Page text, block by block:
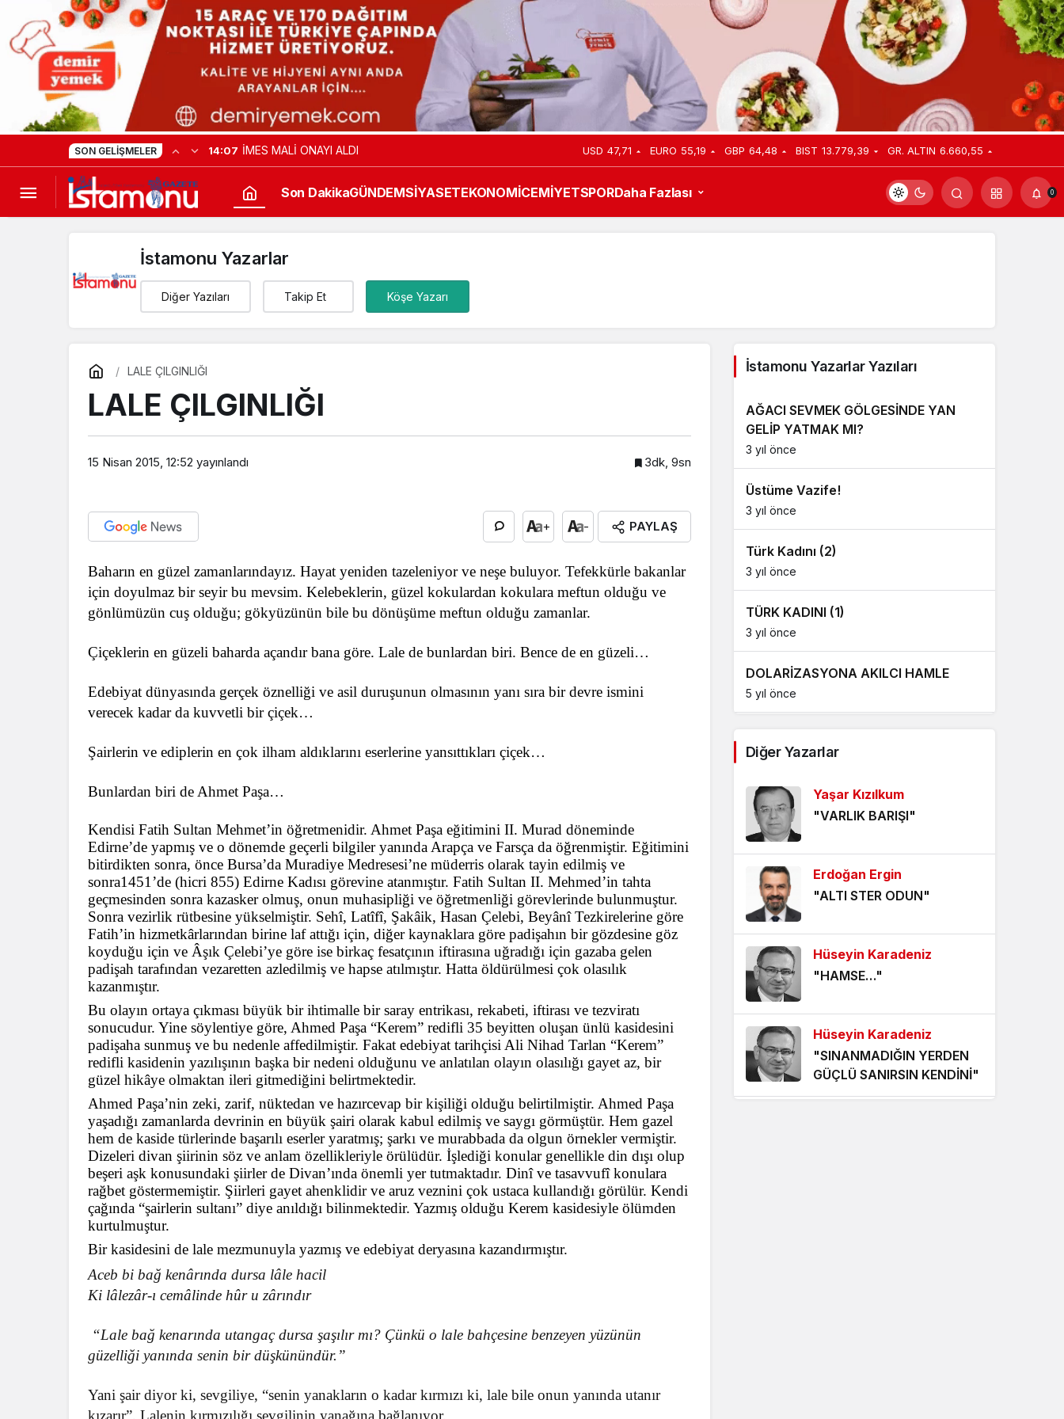
SON GELIŞMELER 14:07 İMES MALİ ONAYI ALDI USD 47,71 EURO 55,19 GBP 64,48 BIST 13.779,39 GR. ALTIN 6.660,55
Son DakikaGÜNDEMSİYASETEKONOMİCEMİYETSPORDaha Fazlası 0
İstamonu Yazarlar
Diğer Yazıları Takip Et Köşe Yazarı
LALE ÇILGINLIĞI
LALE ÇILGINLIĞI
15 Nisan 2015, 12:52 yayınlandı 3dk, 9sn
+ - PAYLAŞ
Baharın en güzel zamanlarındayız. Hayat yeniden tazeleniyor ve neşe buluyor. Tefekkürle bakanlar
için doyulmaz bir seyir bu mevsim. Kelebeklerin, güzel kokulardan kokulara meftun olduğu ve
gönlümüzün cuş olduğu; gökyüzünün bile bu dönüşüme meftun olduğu zamanlar.
Çiçeklerin en güzeli baharda açandır bana göre. Lale de bunlardan biri. Bence de en güzeli…
Edebiyat dünyasında gerçek öznelliği ve asil duruşunun olmasının yanı sıra bir devre ismini
verecek kadar da kuvvetli bir çiçek…
Şairlerin ve ediplerin en çok ilham aldıklarını eserlerine yansıttıkları çiçek…
Bunlardan biri de Ahmet Paşa…
Kendisi Fatih Sultan Mehmet’in öğretmenidir. Ahmet Paşa eğitimini II. Murad döneminde
Edirne’de yapmış ve o dönemde geçerli bilgiler yanında Arapça ve Farsça da öğrenmiştir. Eğitimini
bitirdikten sonra, önce Bursa’da Muradiye Medresesi’ne müderris olarak tayin edilmiş ve
sonra1451 ’de (hicri 855) Edirne Kadısı görevine atanmıştır. Fatih SultanII. Mehmed’in tahta
geçmesinden sonra kazasker olmuş, onun muhasipliği ve öğretmenliği görevlerinde bulunmuştur.
Sonra vezirlik rütbesine yükselmiştir. Sehî, Latîfî, Şakâik, Hasan Çelebi, Beyânî Tezkirelerine göre
Fatih’in hizmetkârlarından birine laf attığı için, diğer kaynaklara göre padişahın bir gözdesine göz
koyduğu için ve Âşık Çelebi’ye göre ise birkaç fesatçının iftirasına uğradığı için gazaba gelen
padişah tarafından vezaretten azledilmiş ve hapse atılmıştır. Hatta öldürülmesi çok olasılık
kazanmıştır.
Bu olayın ortaya çıkması büyük bir ihtimalle bir saray entrikası, rekabeti, iftirası ve tezviratı
sonucudur. Yine söylentiye göre, Ahmed Paşa “Kerem” redifli 35 beyitten oluşan ünlü kasidesini
padişaha sunmuş ve bu nedenle affedilmiştir. Fakat edebiyat tarihçisi Ali Nihad Tarlan “Kerem”
redifli kasidenin yazılışının başka bir nedeni olduğunu ve anlatılan olayın olasılığı gayet az, bir
güzel hikâye olmaktan ileri gitmediğini belirtmektedir.
Ahmed Paşa’nin zeki, zarif, nüktedan ve hazırcevap bir kişiliği olduğu belirtilmiştir. Ahmed Paşa
yaşadığı zamanlarda devrinin en büyük şairi olarak kabul edilmiş ve saygı görmüştür. Hem gazel
hem de kaside türlerinde başarılı eserler yaratmış; şarkı ve murabbada da olgun örnekler vermiştir.
Dizeleri divan şiirinin söz ve anlam özellikleriyle örülüdür. İşlediği konular genellikle din dışı olup
beşeri aşk konusundaki şiirler de Divan’ında önemli yer tutmaktadır. Dinî ve tasavvufî konulara
rağbet göstermemiştir. Şiirleri gayet ahenklidir ve aruz veznini çok ustaca kullandığı görülür. Kendi
çağında “şairlerin sultanı” diye anıldığı bilinmektedir. Yazmış olduğu Kerem kasidesiyle ölümden
kurtulmuştur.
Bir kasidesini de lale mezmunuyla yazmış ve edebiyat deryasına kazandırmıştır.
Aceb bi bağ kenârında dursa lâle hacil
Ki lâlezâr-ı cemâlinde hûr u zârındır
“Lale bağ kenarında utangaç dursa şaşılır mı? Çünkü o lale bahçesine benzeyen yüzünün
güzelliği yanında senin bir düşkünündür.”
Yani şair diyor ki, sevgiliye, “senin yanakların o kadar kırmızı ki, lale bile onun yanında utanır
kızarır”. Lalenin kırmızılığı sevgilinin yanağına bağlanıyor.
İstamonu Yazarlar Yazıları
AĞACI SEVMEK GÖLGESİNDE YAN
GELİP YATMAK MI?
3 yıl önce
Üstüme Vazife!
3 yıl önce
Türk Kadını (2)
3 yıl önce
TÜRK KADINI (1)
3 yıl önce
DOLARİZASYONA AKILCI HAMLE
5 yıl önce
5 yıl önce
ÖLÜMÜ BEKLEMEK
5 yıl önce
HANGİ KAMERAYA BAKALIM?
5 yıl önce
VİZYONER KASTAMONULULAR
NEREDESİNİZ?
5 yıl önce
KHK MAĞDURLARI İÇİN IŞIK
GÖRÜNDÜ!
5 yıl önce
Diğer Yazarlar
Yaşar Kızılkum
"VARLIK BARIŞI"
Erdoğan Ergin
"ALTI STER ODUN"
Hüseyin Karadeniz
"HAMSE…"
Hüseyin Karadeniz
"SINANMADIĞIN YERDEN
GÜÇLÜ SANIRSIN KENDİNİ"